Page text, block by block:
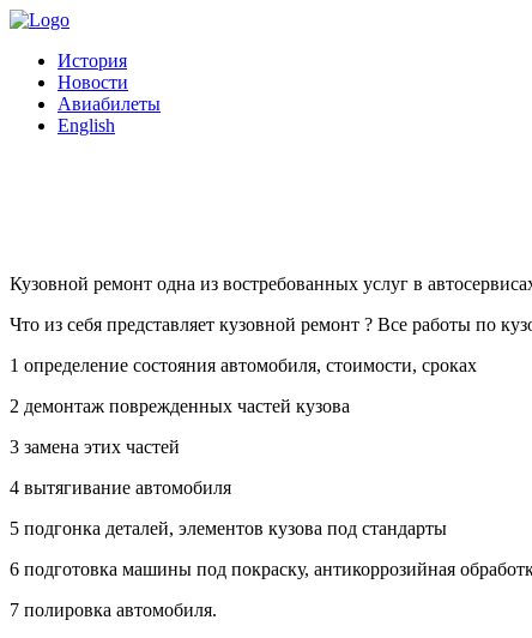
История
Новости
Авиабилеты
English
Кузовной ремонт одна из востребованных услуг в
Что из себя представляет кузовной ремонт ? Все работы по
1 определение состояния автомобиля, стоимости, сроках
2 демонтаж поврежденных частей кузова
3 замена этих частей
4 вытягивание автомобиля
5 подгонка деталей, элементов кузова под стандарты
6 подготовка машины под покраску, антикоррозийная
7 полировка автомобиля.